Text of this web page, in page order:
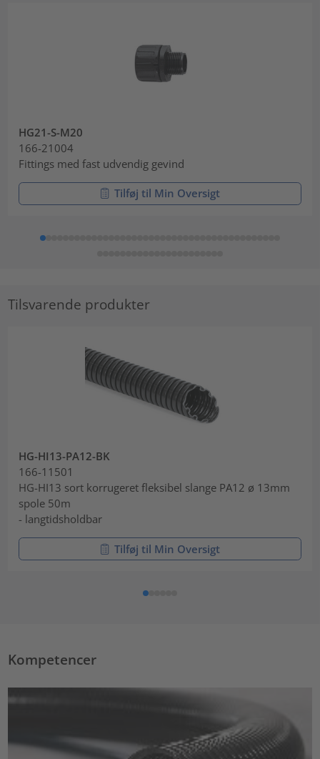
HG21-S-M20
166-21004
Fittings med fast udvendig gevind
Tilføj til Min Oversigt
Tilsvarende produkter
HG-HI13-PA12-BK
166-11501
HG-HI13 sort korrugeret fleksibel slange PA12 ø 13mm
spole 50m
- langtidsholdbar
Tilføj til Min Oversigt
Kompetencer